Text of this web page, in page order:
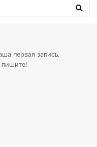
первая запись.
пишите!